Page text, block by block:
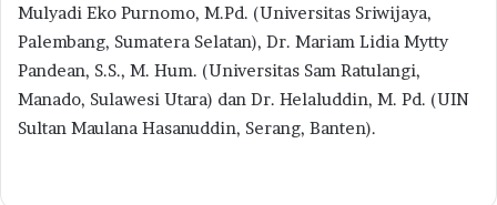
Mulyadi Eko Purnomo, M.Pd. (Universitas Sriwijaya,
Palembang, Sumatera Selatan), Dr. Mariam Lidia Mytty
Pandean, S.S., M. Hum. (Universitas Sam Ratulangi,
Manado, Sulawesi Utara) dan Dr. Helaluddin, M. Pd. (UIN
Sultan Maulana Hasanuddin, Serang, Banten).